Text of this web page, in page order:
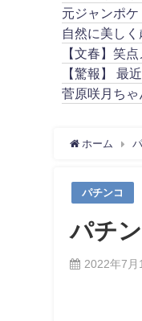
元ジャンポ
自然に美しく
【文春】笑
【驚報】 最
菅原咲月ちゃ
ホーム
パチンコ
パチ
2022年7月